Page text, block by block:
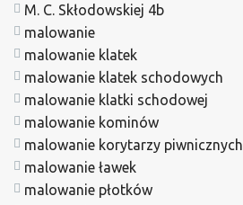
M. C. Skłodowskiej 4b
malowanie
malowanie klatek
malowanie klatek schodowych
malowanie klatki schodowej
malowanie kominów
malowanie korytarzy piwnicznych
malowanie ławek
malowanie płotków